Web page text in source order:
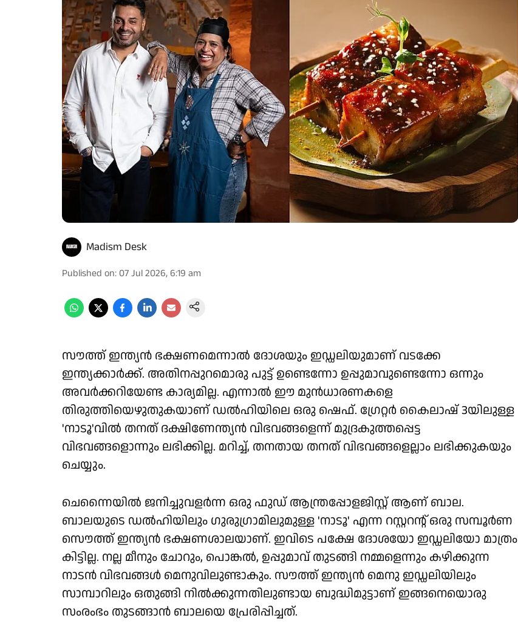
Madism Desk
Published on: 07 Jul 2026, 6:19 am
സൗത്ത് ഇന്ത്യൻ ഭക്ഷണമെന്നാൽ ദോശയും ഇഡ്ഡലിയുമാണ് വടക്കേ
ഇന്ത്യക്കാർക്ക്. അതിനപ്പുറമൊരു പുട്ട് ഉണ്ടെന്നോ ഉപ്പുമാവുണ്ടെന്നോ ഒന്നും
അവർക്കറിയേണ്ട കാര്യമില്ല. എന്നാൽ ഈ മുൻധാരണകളെ
തിരുത്തിയെഴുതുകയാണ് ഡൽഹിയിലെ ഒരു ഷെഫ്. ഗ്രേറ്റർ കൈലാഷ് 3യിലുള്ള
'നാടൂ'വിൽ തനത് ദക്ഷിണേന്ത്യൻ വിഭവങ്ങളെന്ന് മുദ്രകുത്തപ്പെട്ട
വിഭവങ്ങളൊന്നും ലഭിക്കില്ല. മറിച്ച്, തനതായ തനത് വിഭവങ്ങളെല്ലാം ലഭിക്കുകയും
ചെയ്യും.
ചെന്നൈയിൽ ജനിച്ചുവളർന്ന ഒരു ഫുഡ് ആന്ത്രപ്പോളജിസ്റ്റ് ആണ് ബാല.
ബാലയുടെ ഡൽഹിയിലും ഗുരുഗ്രാമിലുമുള്ള 'നാടൂ' എന്ന റസ്റ്ററന്റ് ഒരു സമ്പൂർണ
സൌത്ത് ഇന്ത്യൻ ഭക്ഷണശാലയാണ്. ഇവിടെ പക്ഷേ ദോശയോ ഇഡ്ഡലിയോ മാത്രം
കിട്ടില്ല. നല്ല മീനും ചോറും, പൊങ്കൽ, ഉപ്പുമാവ് തുടങ്ങി നമ്മളെന്നും കഴിക്കുന്ന
നാടൻ വിഭവങ്ങൾ മെനുവിലുണ്ടാകും. സൗത്ത് ഇന്ത്യൻ മെനു ഇഡ്ഡലിയിലും
സാമ്പാറിലും ഒതുങ്ങി നിൽക്കുന്നതിലുണ്ടായ ബുദ്ധിമുട്ടാണ് ഇങ്ങനെയൊരു
സംരംഭം തുടങ്ങാൻ ബാലയെ പ്രേരിപ്പിച്ചത്.